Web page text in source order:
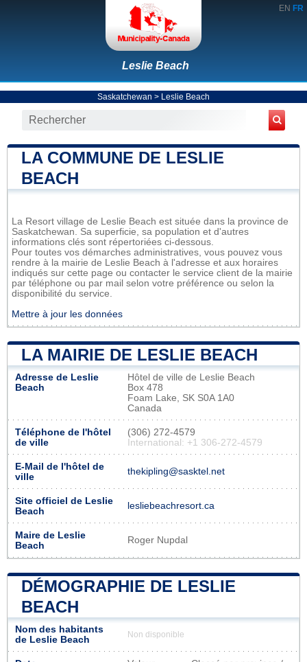
EN FR
Leslie Beach
Saskatchewan > Leslie Beach
LA COMMUNE DE LESLIE
BEACH
La Resort village de Leslie Beach est située dans la province de
Saskatchewan. Sa superficie, sa population et d'autres
informations clés sont répertoriées ci-dessous.
Pour toutes vos démarches administratives, vous pouvez vous
rendre à la mairie de Leslie Beach à l'adresse et aux horaires
indiqués sur cette page ou contacter le service client de la mairie
par téléphone ou par mail selon votre préférence ou selon la
disponibilité du service.
Mettre à jour les données
LA MAIRIE DE LESLIE BEACH
Adresse de Leslie
Beach
Hôtel de ville de Leslie Beach
Box 478
Foam Lake, SK S0A 1A0
Canada
Téléphone de l'hôtel
de ville
(306) 272-4579
International: +1 306-272-4579
E-Mail de l'hôtel de
ville
thekipling@sasktel.net
Site officiel de Leslie
Beach
lesliebeachresort.ca
Maire de Leslie
Beach
Roger Nupdal
DÉMOGRAPHIE DE LESLIE
BEACH
Nom des habitants
de Leslie Beach
Non disponible